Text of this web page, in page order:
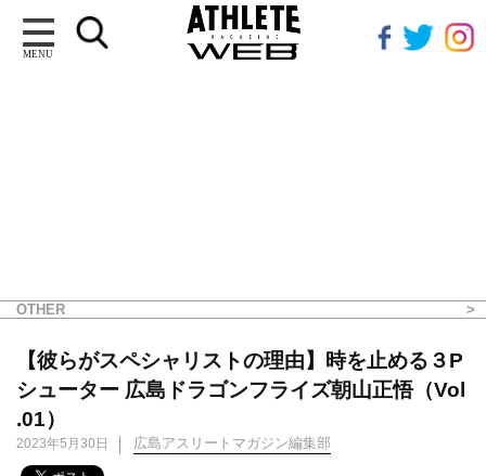
MENU
OTHER
【彼らがスペシャリストの理由】時を止める３P
シューター 広島ドラゴンフライズ朝山正悟（Vol
.01）
2023年5月30日 広島アスリートマガジン編集部